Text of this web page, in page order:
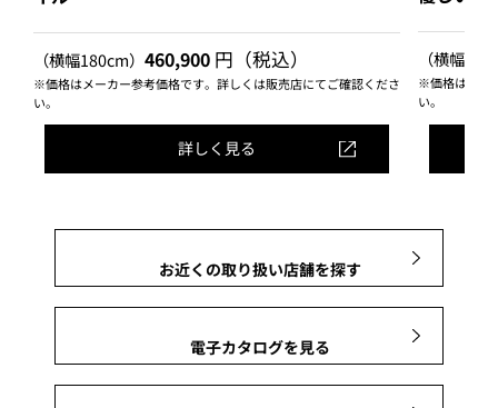
（横幅180cm） 460,900 円（税込）
※価格はメーカー参考価格です。詳しくは販売店にてご確認くださ
い。
詳しく見る
（横幅
※価格はメー
い。
お近くの取り扱い店舗を探す
電子カタログを見る